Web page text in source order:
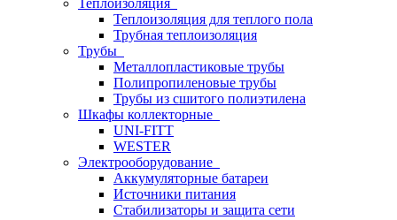
Теплоизоляция
Теплоизоляция для теплого пола
Трубная теплоизоляция
Трубы
Металлопластиковые трубы
Полипропиленовые трубы
Трубы из сшитого полиэтилена
Шкафы коллекторные
UNI-FITT
WESTER
Электрооборудование
Аккумуляторные батареи
Источники питания
Стабилизаторы и защита сети